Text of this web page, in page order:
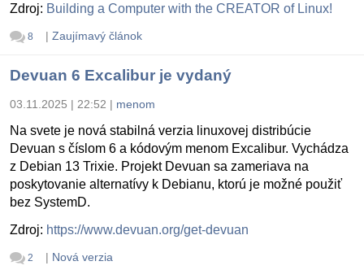
Zdroj: Building a Computer with the CREATOR of Linux!
8 | Zaujímavý článok
Devuan 6 Excalibur je vydaný
03.11.2025 | 22:52 | menom
Na svete je nová stabilná verzia linuxovej distribúcie
Devuan s číslom 6 a kódovým menom Excalibur. Vychádza
z Debian 13 Trixie. Projekt Devuan sa zameriava na
poskytovanie alternatívy k Debianu, ktorú je možné použiť
bez SystemD.
Zdroj: https://www.devuan.org/get-devuan
2 | Nová verzia